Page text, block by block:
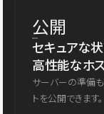
公開
セキュアな
高性能なホス
サーバーの準備
トを公開できます。